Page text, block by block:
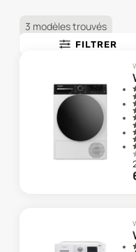
3 modèles trouvés
FILTRER